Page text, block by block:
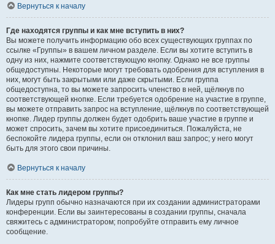
Вернуться к началу
Где находятся группы и как мне вступить в них?
Вы можете получить информацию обо всех существующих группах по
ссылке «Группы» в вашем личном разделе. Если вы хотите вступить в
одну из них, нажмите соответствующую кнопку. Однако не все группы
общедоступны. Некоторые могут требовать одобрения для вступления в
них, могут быть закрытыми или даже скрытыми. Если группа
общедоступна, то вы можете запросить членство в ней, щёлкнув по
соответствующей кнопке. Если требуется одобрение на участие в группе,
вы можете отправить запрос на вступление, щёлкнув по соответствующей
кнопке. Лидер группы должен будет одобрить ваше участие в группе и
может спросить, зачем вы хотите присоединиться. Пожалуйста, не
беспокойте лидера группы, если он отклонил ваш запрос; у него могут
быть для этого свои причины.
Вернуться к началу
Как мне стать лидером группы?
Лидеры групп обычно назначаются при их создании администраторами
конференции. Если вы заинтересованы в создании группы, сначала
свяжитесь с администратором; попробуйте отправить ему личное
сообщение.